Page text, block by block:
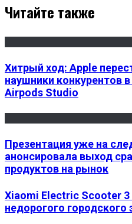
Читайте также
Хитрый ход: Apple
наушники конкурентов
Airpods Studio
Презентация уже на
анонсировала выход
продуктов на рынок
Xiaomi Electric Scooter
недорогого городского